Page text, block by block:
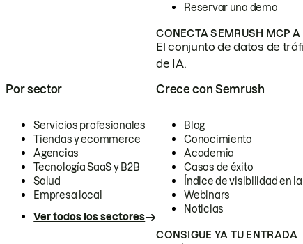
Reservar una demo
CONECTA SEMRUSH MCP A
El conjunto de datos de
de IA.
Por sector
Servicios profesionales
Tiendas y ecommerce
Agencias
Tecnología SaaS y B2B
Salud
Empresa local
Ver todos los sectores
Crece con Semrush
Blog
Conocimiento
Academia
Casos de éxito
Índice de visibilidad en la
Webinars
Noticias
CONSIGUE YA TU ENTRADA